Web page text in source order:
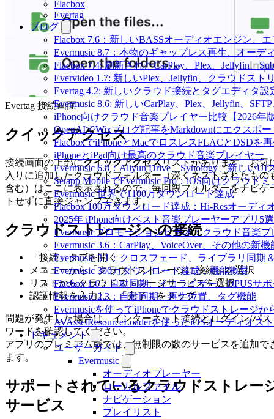
Flacbox
Evertag
ブログ
Flacbox 7.6：新しいBASSオーディオエンジン、
Evermusic 8.7：本物のギャップレス再生、オー
Flacbox 7.4: 刷新されたCarPlay、Plex、Jellyfin、
Evervideo 1.7: 新しいPlex、Jellyfin、クラウドス
Evertag 4.2: 新しいクラウド接続とタグエディタ設
Evermusic 8.6: 新しいCarPlay、Plex、Jellyfin、
iPhone向けクラウド音楽プレイヤー比較【2026年
OpenAIでWixブログ記事をMarkdownにエクスポー
FlacboxでiPhoneとMacでロスレスFLACとDSDを
iPhoneとiPad向け最高のクラウド音楽プレイヤー
Evermusic 6.8：Aliyun Drive、Synology、新しいUI
Setapp MobileでEvermusic Pro：iOS向けクラウド
Evermusic 世界で1100万ダウンロード達成
Flacbox 100万ダウンロード達成：Hi-Resオーディ
2025年 iPhone向けベスト音楽プレーヤーアプリ5選
Evermusicプロモーションビデオ：クラウド音楽
Evermusic 3.6：CarPlay、VoiceOver、その他の新機
Evermusic 3.1：クロスフェード、ライブラリ同期
Evermusic 300万ダウンロード達成：機能概要
Flacbox 1.6：自動同期、イコライザー、OPUSサ
Evermusic 2.3：自動同期、再生位置、タグ機能
Evermusicを使ってiPhoneでクラウドストレージ
AVAssetResourceLoaderを使ったiOSオーディオス
ドキュメント
ユーザーガイド
Evermusic
オーディオプレーヤー
ローカルファイル
ナビゲーション
プレイリスト
Evertag 接続画面
クイックアクセス
接続画面の上部にクイックアクセスリストがあります。お気
入りに追加したクラウドフォルダー（深くネストされたもの
含む）はここに表示されるので、毎回親フォルダーをナビゲ
トせずに直接ジャンプできます。
クラウドストレージへの接続
「接続」タブを開く
メニューから「クラウドストレージに接続」を選択
リストからクラウドストレージサービスを選択
認証情報を入力し、「完了」をタップ
問題が発生した場合は、インターネット接続とログイン/パス
ワードを確認してください。
アプリのプレミアム版では、無制限の数のサービスを追加で
ます。
サポートされているクラウドストレー
サービス